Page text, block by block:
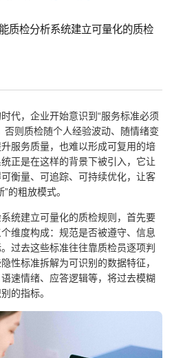
质检分析系统建立可量化的质检
代，企业开始意识到“服务标准必须
否则质检随个人经验波动、随情绪变
服务质量，也难以形成可复用的培
正是在这样的背景下被引入，它让
衡量、可追踪、可持续优化，让客
的粗放模式。
统建立可量化的质检规则，首先要
维度构成：规范是否被遵守、信息
过去这些标准往往靠质检员逐项判
性标准拆解为可识别的数据特征，
速情绪、应答逻辑等，将过去模糊
的指标。